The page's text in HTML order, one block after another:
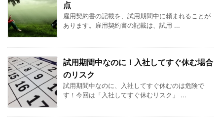
点
雇用契約書の記載を、試用期間中に頼まれることが
あります。雇用契約書の記載は、試用 ...
試用期間中なのに！入社してすぐ休む場合
のリスク
試用期間中なのに、入社してすぐ休むのは危険で
す！今回は「入社してすぐ休むリスク」 ...